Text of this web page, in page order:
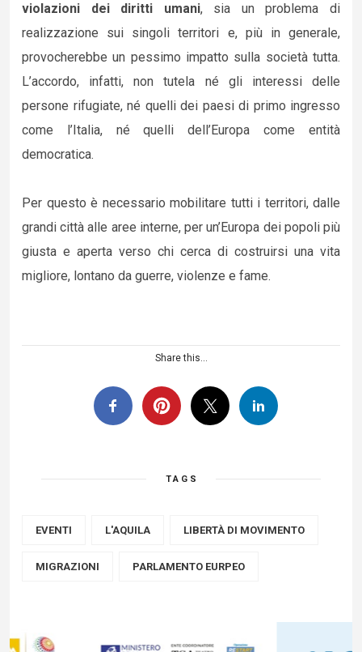
violazioni dei diritti umani, sia un problema di
realizzazione sui singoli territori e, più in generale,
provocherebbe un pessimo impatto sulla società tutta.
L’accordo, infatti, non tutela né gli interessi delle
persone rifugiate, né quelli dei paesi di primo ingresso
come l’Italia, né quelli dell’Europa come entità
democratica.
Per questo è necessario mobilitare tutti i territori, dalle
grandi città alle aree interne, per un’Europa dei popoli più
giusta e aperta verso chi cerca di costruirsi una vita
migliore, lontano da guerre, violenze e fame.
Share this...
TAGS
EVENTI L'AQUILA LIBERTÀ DI MOVIMENTO
MIGRAZIONI PARLAMENTO EURPEO